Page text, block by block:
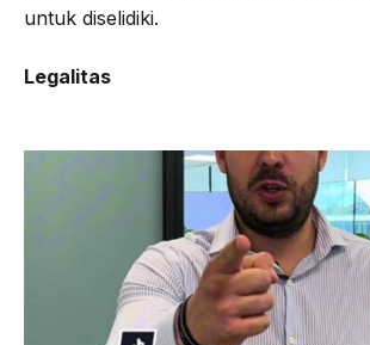
untuk diselidiki.
Legalitas